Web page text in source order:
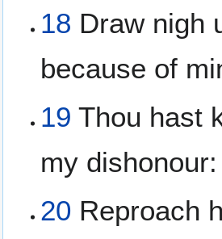
18 Draw nigh
because of
19 Thou hast
my
20 Reproach